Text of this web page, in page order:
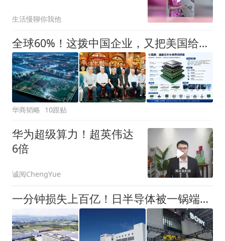
生活慢聊你我他
全球60%！这拨中国企业，又把美国给干慌了
华商韬略 10跟贴
华为超级算力！超英伟达
6倍
诚阅ChengYue
一分钟损失上百亿！日半导体被一锅端，台积电停摆，车企拉响警报